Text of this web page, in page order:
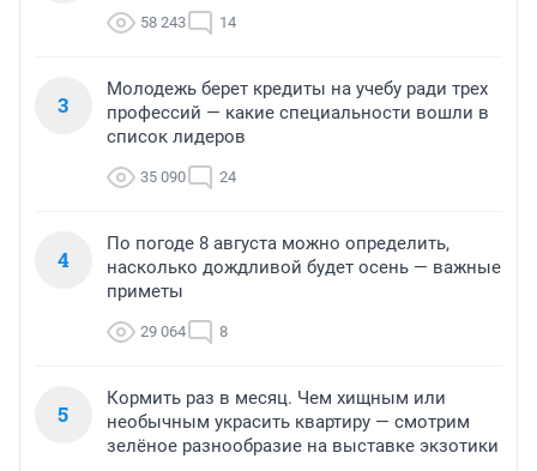
58 243 14
3
Молодежь берет кредиты на учебу ради трех
профессий — какие специальности вошли в
список лидеров
35 090 24
4
По погоде 8 августа можно определить,
насколько дождливой будет осень — важные
приметы
29 064 8
5
Кормить раз в месяц. Чем хищным или
необычным украсить квартиру — смотрим
зелёное разнообразие на выставке экзотики